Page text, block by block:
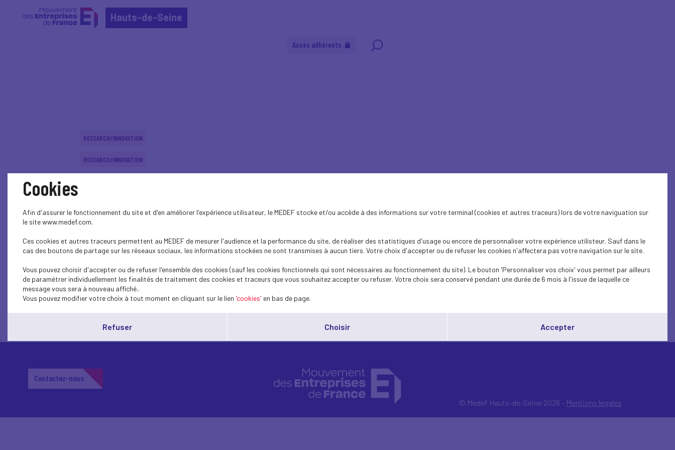
Hauts-de-Seine
Accès adhérents
RESEARCH/INNOVATION
RESEARCH/INNOVATION
RESEARCH/INNOVATION
Les PME entrent dans l'Industrie du Futur grâce à la robotique
Contactez-nous
© Medef Hauts-de-Seine 2026 - Mentions légales
Cookies
Afin d'assurer le fonctionnement du site et d'en améliorer l'expérience utilisateur, le MEDEF stocke et/ou accède à des informations sur votre terminal (cookies et autres traceurs) lors de votre naviguation sur
le site www.medef.com.
Ces cookies et autres traceurs permettent au MEDEF de mesurer l'audience et la performance du site, de réaliser des statistiques d'usage ou encore de personnaliser votre expérience utilisteur. Sauf dans le
cas des boutons de partage sur les réseaux sociaux, les informations stockées ne sont transmises à aucun tiers. Votre choix d'accepter ou de refuser les cookies n'affectera pas votre navigation sur le site.
Vous pouvez choisir d'accepter ou de refuser l'ensemble des cookies (sauf les cookies fonctionnels qui sont nécessaires au fonctionnement du site). Le bouton 'Personnaliser vos choix' vous permet par ailleurs
de paramétrer individuellement les finalités de traitement des cookies et traceurs que vous souhaitez accepter ou refuser. Votre choix sera conservé pendant une durée de 6 mois à l'issue de laquelle ce
message vous sera à nouveau affiché..
Vous pouvez modifier votre choix à tout moment en cliquant sur le lien 'cookies' en bas de page.
Refuser Choisir Accepter